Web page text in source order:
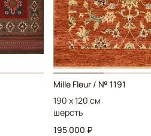
Mille Fleur / № 1191
190 x 120 см
шерсть
195 000 ₽